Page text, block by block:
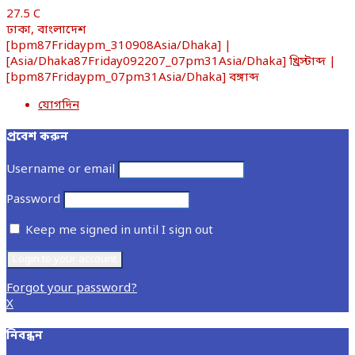
27.5 C
ঢাকা, বাংলাদেশ
[bpm87Fridaypm_310908Asia/Dhaka] |
[Asia/Dhaka87Friday092207_07pm31Asia/Dhaka] খ্রিস্টাব্দ |
[bpm87Fridaypm_07pm31Asia/Dhaka] বঙ্গাব্দ
যোগদিন
প্রবেশ করুন
Username or email
Password
Keep me signed in until I sign out
Forgot your password?
X
নিবন্ধন